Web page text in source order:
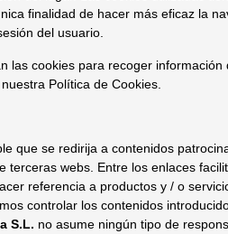
finalidad de hacer más eficaz la
del usuario.
las cookies para recoger
Política de Cookies.
que se redirija a contenidos
terceras webs. Entre los enlaces
referencia a productos y / o
controlar los contenidos
S.L. no asume ningún tipo de